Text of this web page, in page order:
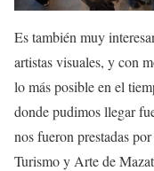
Es también muy
artistas visuales, y con
lo más posible en el
donde pudimos llegar
nos fueron prestadas
Turismoy Artede